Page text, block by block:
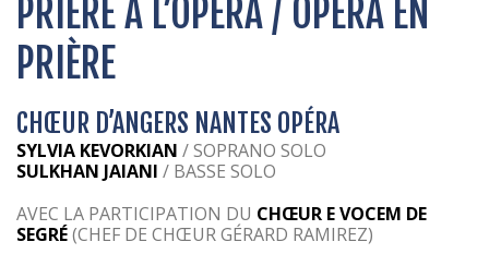
PRIÈRE À L’OPÉRA / OPÉRA EN
PRIÈRE
CHŒUR D’ANGERS NANTES OPÉRA
SYLVIA KEVORKIAN / SOPRANO SOLO
SULKHAN JAIANI / BASSE SOLO
AVEC LA PARTICIPATION DU CHŒUR E VOCEM DE
SEGRÉ(CHEF DE CHŒUR GÉRARD RAMIREZ)